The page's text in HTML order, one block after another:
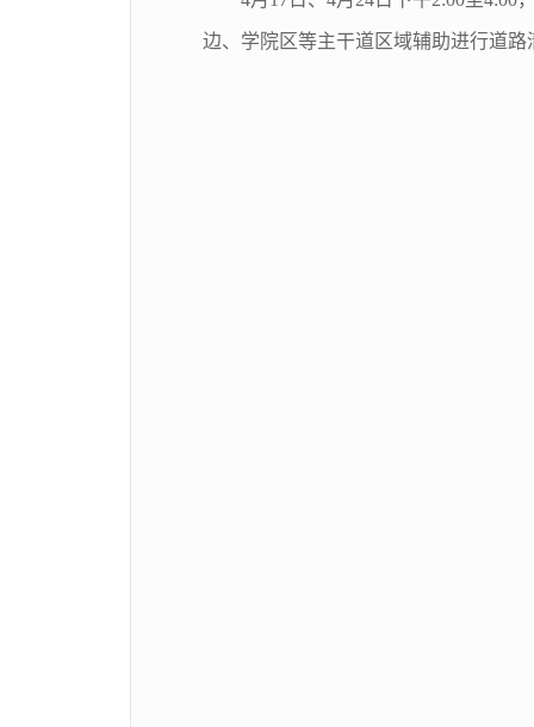
边、学院区等主干道区域辅助进行道路